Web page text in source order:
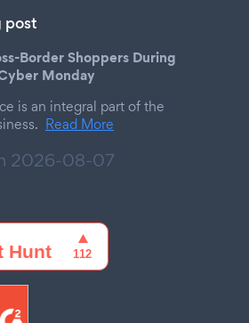
post
Border Shoppers During
Monday
is an integral part of the
Read More
2026-08-07